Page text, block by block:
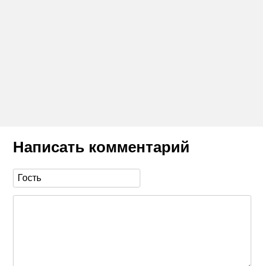
Написать комментарий